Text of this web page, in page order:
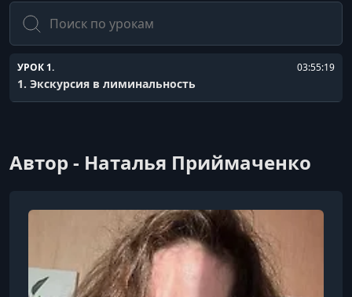
Поиск
УРОК 1. 03:55:19
1. Экскурсия в лиминальность
Автор - Наталья Приймаченко